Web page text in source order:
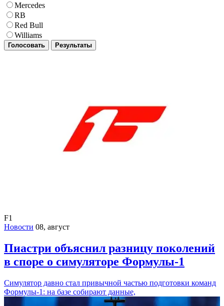
Mercedes
RB
Red Bull
Williams
Голосовать Результаты
F1
Новости 08, август
Пиастри объяснил разницу поколений
в споре о симуляторе Формулы-1
Симулятор давно стал привычной частью подготовки команд
Формулы-1: на базе собирают данные,